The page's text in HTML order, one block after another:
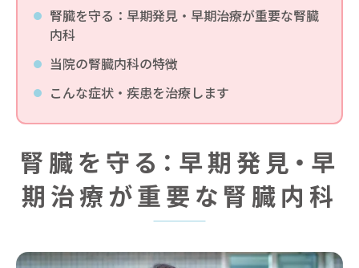
腎臓を守る：早期発見・早期治療が重要な腎臓
内科
当院の腎臓内科の特徴
こんな症状・疾患を治療します
腎臓を守る：早期発見・早
期治療が重要な腎臓内科